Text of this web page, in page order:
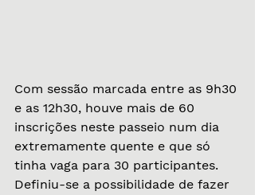
Com sessão marcada entre as 9h30
e as 12h30, houve mais de 60
inscrições neste passeio num dia
extremamente quente e que só
tinha vaga para 30 participantes.
Definiu-se a possibilidade de fazer